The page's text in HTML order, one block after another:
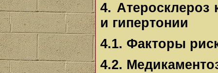
4.
и гипертонии
4.1. Факторы
4.2.